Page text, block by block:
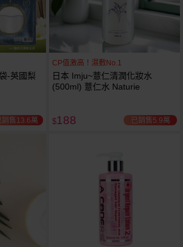
-英國梨
銷售13.6萬
CP值激高！濕敷No.1
日本 Imju~薏仁清潤化妝水
(500ml) 薏仁水 Naturie
$188 已銷售5.9萬